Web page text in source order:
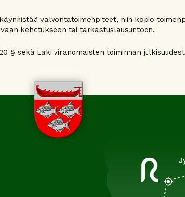
valvontatoimenpiteet, niin kopio
kehotukseen tai tarkastuslausuntoon.
§ sekä Laki viranomaisten toiminnan